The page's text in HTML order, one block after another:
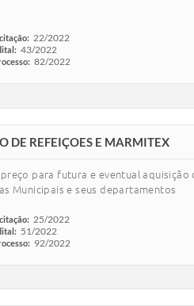
22/2022
43/2022
82/2022
DE REFEIÇOES E MARMITEX
para futura e eventual
Municipais e seus departamentos
25/2022
51/2022
92/2022